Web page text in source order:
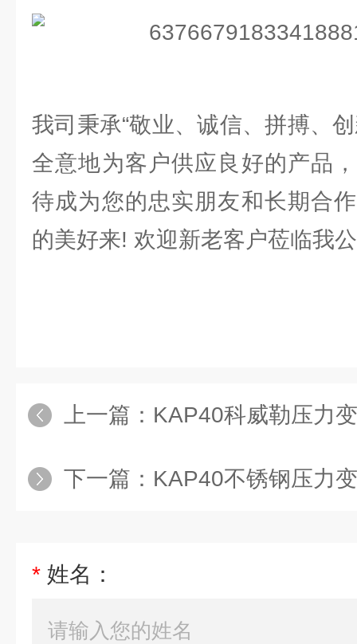
我司秉承“敬业、诚信、拼搏、
全意地为客户供应良好的产品
待成为您的忠实朋友和长期合
的美好来! 欢迎新老客户莅临我
上一篇： KAP40科威勒压力
下一篇： KAP40不锈钢压力
* 姓名：